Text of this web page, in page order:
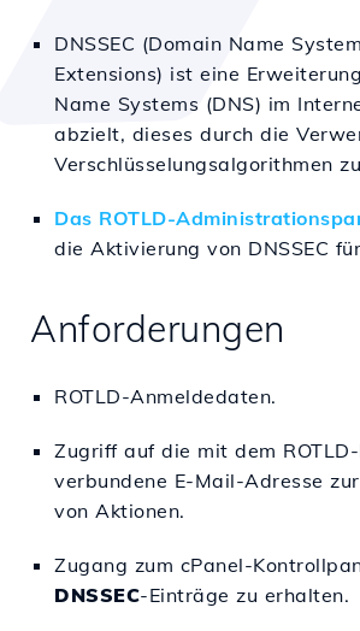
DNSSEC (Domain Name
Extensions) ist eine
Name Systems (DNS) im
abzielt, dieses durch die
Verschlüsselungsalgorithmen
Das ROTLD-
die Aktivierung von DNSSEC
Anforderungen
ROTLD-Anmeldedaten.
Zugriff auf die mit dem
verbundene E-Mail-Adresse
von Aktionen.
Zugang zum cPanel-
DNSSEC-Einträge zu erhalten.